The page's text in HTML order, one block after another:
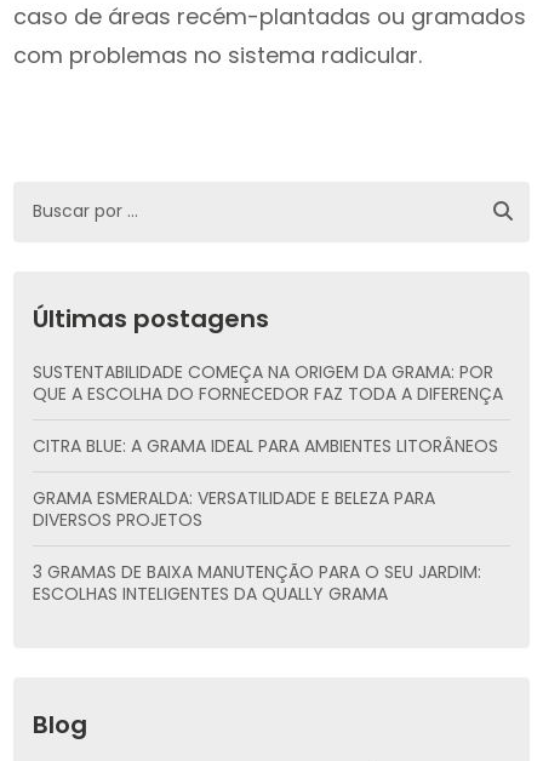
caso de áreas recém-plantadas ou gramados
com problemas no sistema radicular.
Últimas postagens
SUSTENTABILIDADE COMEÇA NA ORIGEM DA GRAMA: POR
QUE A ESCOLHA DO FORNECEDOR FAZ TODA A DIFERENÇA
CITRA BLUE: A GRAMA IDEAL PARA AMBIENTES LITORÂNEOS
GRAMA ESMERALDA: VERSATILIDADE E BELEZA PARA
DIVERSOS PROJETOS
3 GRAMAS DE BAIXA MANUTENÇÃO PARA O SEU JARDIM:
ESCOLHAS INTELIGENTES DA QUALLY GRAMA
Blog